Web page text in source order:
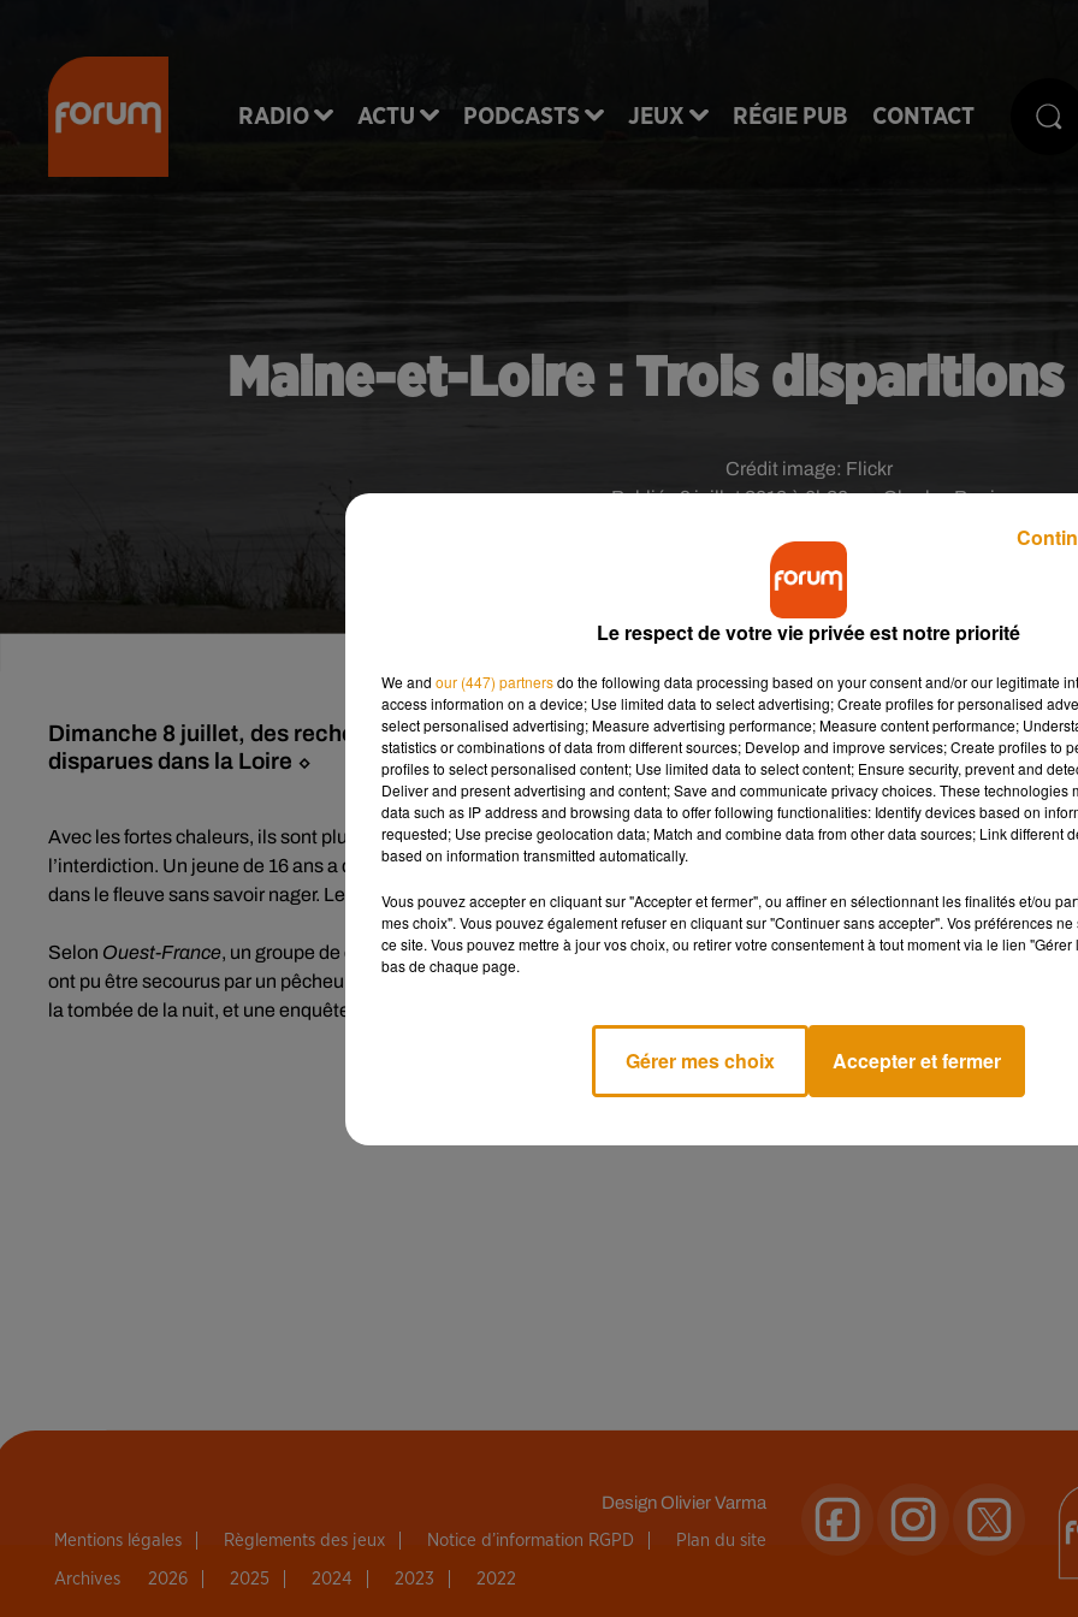
RADIO ACTU PODCASTS JEUX RÉGIE PUB CONTACT
Maine-et-Loire : Trois disparitions
Publié : 9 juillet 2018 à 6h20 par Charles Perrin
Crédit image: Flickr
Dimanche 8 juillet, des recherches ont été tentées pour retrouver les corps de trois personnes
disparues dans la Loire ⬦
Avec les fortes chaleurs, ils sont plusieurs à avoir eu la même mauvaise idée ce week-end : se baigner dans la Loire,
l’interdiction. Un jeune de 16 ans a d’abord disparu àLa Daguenièreaux alentours de 14 heures, alors qu’il s’était aventuré
dans le fleuve sans savoir nager. Les secours n’ont toujours pas réussi à le localiser.
Selon Ouest-France, un groupe de cinq autres jeunes s’est également retrouvé en difficulté dans la Loire. Trois d’entre eux
ont pu être secourus par un pêcheur, mais les autres manquent toujours à l’appel. Les recherches ont dû être suspendues à
la tombée de la nuit, et une enquête a été ouverte afin de déterminer les causes exactes de ces accidents.
DesignOlivier Varma
Mentions légales Règlements des jeux Notice d’information RGPD Plan du site
Archives 2026 2025 2024 2023 2022
Le respect de votre vie privée est notre priorité
We and our (447) partnersdo the following data processing based on your consent and/or our legitimate
access information on a device; Use limited data to select advertising; Create profiles for personalised
select personalised advertising; Measure advertising performance; Measure content performance;
statistics or combinations of data from different sources; Develop and improve services; Create profiles to
profiles to select personalised content; Use limited data to select content; Ensure security, prevent and
Deliver and present advertising and content; Save and communicate privacy choices. These technologies
data such as IP address and browsing data to offer following functionalities: Identify devices based on
requested; Use precise geolocation data; Match and combine data from other data sources; Link different
based on information transmitted automatically.
Vous pouvez accepter en cliquant sur "Accepter et fermer", ou affiner en sélectionnant les finalités et/ou
mes choix". Vous pouvez également refuser en cliquant sur "Continuer sans accepter". Vos préférences
ce site. Vous pouvez mettre à jour vos choix, ou retirer votre consentement à tout moment via le lien
bas de chaque page.
Gérer mes choix Accepter et fermer